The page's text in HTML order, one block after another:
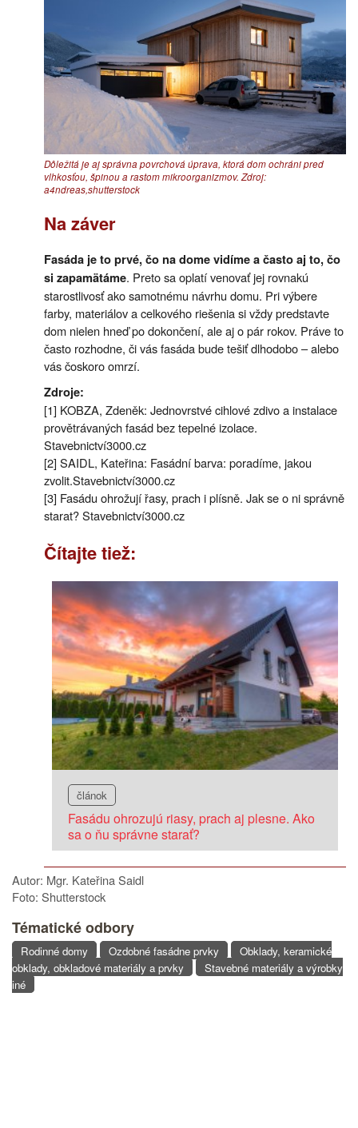
Dôležitá je aj správna povrchová úprava, ktorá dom ochráni pred
vlhkosťou, špinou a rastom mikroorganizmov. Zdroj:
a4ndreas,shutterstock
Na záver
Fasáda je to prvé, čo na dome vidíme a často aj to, čo
si zapamätáme. Preto sa oplatí venovať jej rovnakú
starostlivosť ako samotnému návrhu domu. Pri výbere
farby, materiálov a celkového riešenia si vždy predstavte
dom nielen hneď po dokončení, ale aj o pár rokov. Práve to
často rozhodne, či vás fasáda bude tešiť dlhodobo – alebo
vás čoskoro omrzí.
Zdroje:
[1] KOBZA, Zdeněk: Jednovrstvé cihlové zdivo a instalace
provětrávaných fasád bez tepelné izolace.
Stavebnictví3000.cz
[2] SAIDL, Kateřina: Fasádní barva: poradíme, jakou
zvolit.Stavebnictví3000.cz
[3] Fasádu ohrožují řasy, prach i plísně. Jak se o ni správně
starat? Stavebnictví3000.cz
Čítajte tiež:
článok
Fasádu ohrozujú riasy, prach aj plesne. Ako
sa o ňu správne starať?
Autor: Mgr. Kateřina Saidl
Foto: Shutterstock
Tématické odbory
Rodinné domy Ozdobné fasádne prvky
Obklady, keramické
obklady, obkladové materiály a prvky
Stavebné materiály a výrobky
iné